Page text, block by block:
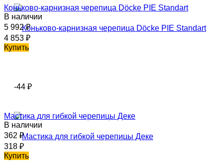
Коньково-карнизная черепица Döcke PIE Standart
В наличии
5 992₽
4 853 ₽
Купить
-44 ₽
Мастика для гибкой черепицы Деке
В наличии
362 ₽
318 ₽
Купить